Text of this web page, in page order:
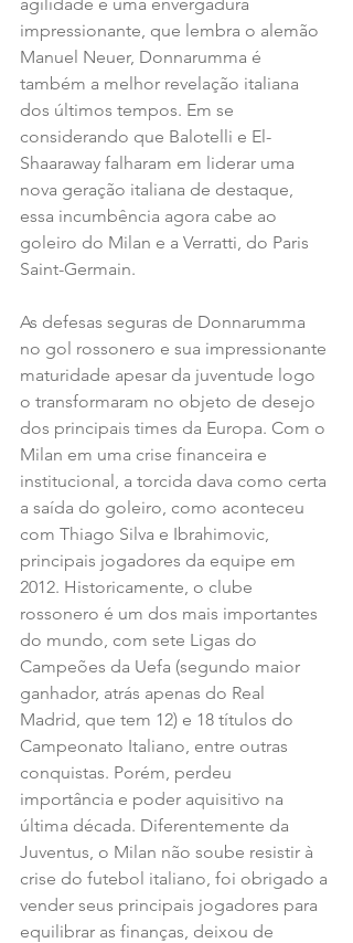
impressionante, que lembra o alemão
Manuel Neuer, Donnarumma é
também a melhor revelação italiana
dos últimos tempos. Em se
considerando que Balotelli e El-
Shaaraway falharam em liderar uma
nova geração italiana de destaque,
essa incumbência agora cabe ao
goleiro do Milan e a Verratti, do Paris
Saint-Germain.
As defesas seguras de Donnarumma
no gol rossonero e sua impressionante
maturidade apesar da juventude logo
o transformaram no objeto de desejo
dos principais times da Europa. Com o
Milan em uma crise financeira e
institucional, a torcida dava como certa
a saída do goleiro, como aconteceu
com Thiago Silva e Ibrahimovic,
principais jogadores da equipe em
2012. Historicamente, o clube
rossonero é um dos mais importantes
do mundo, com sete Ligas do
Campeões da Uefa (segundo maior
ganhador, atrás apenas do Real
Madrid, que tem 12) e 18 títulos do
Campeonato Italiano, entre outras
conquistas. Porém, perdeu
importância e poder aquisitivo na
última década. Diferentemente da
Juventus, o Milan não soube resistir à
crise do futebol italiano, foi obrigado a
vender seus principais jogadores para
equilibrar as finanças, deixou de